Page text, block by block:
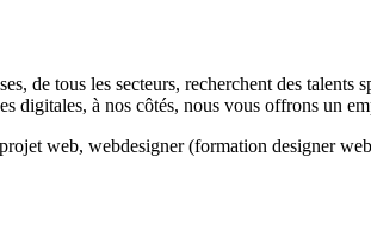
de tous les secteurs, recherchent des talents
digitales, à nos côtés, nous vous offrons un
web, webdesigner (formation designer